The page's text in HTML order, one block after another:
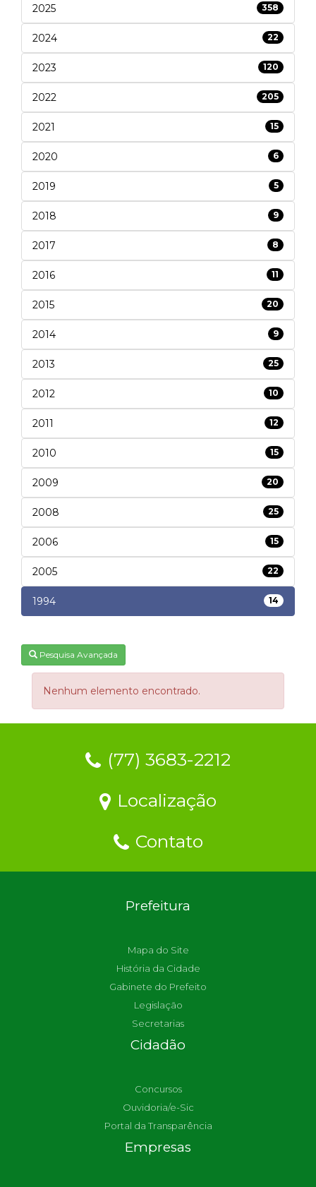
2025 358
2024 22
2023 120
2022 205
2021 15
2020 6
2019 5
2018 9
2017 8
2016 11
2015 20
2014 9
2013 25
2012 10
2011 12
2010 15
2009 20
2008 25
2006 15
2005 22
1994 14
Pesquisa Avançada
Nenhum elemento encontrado.
(77) 3683-2212
Localização
Contato
Prefeitura
Mapa do Site
História da Cidade
Gabinete do Prefeito
Legislação
Secretarias
Cidadão
Concursos
Ouvidoria/e-Sic
Portal da Transparência
Empresas